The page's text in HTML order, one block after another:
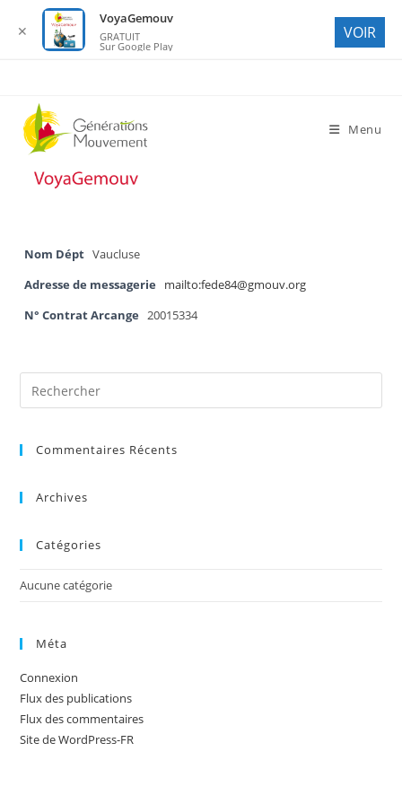
content
Menu
Nom Dépt Vaucluse
Adresse de messagerie
mailto:fede84@gmouv.org
N° Contrat Arcange
20015334
Commentaires Récents
Archives
Catégories
Aucune catégorie
Méta
Connexion
Flux des publications
Flux des commentaires
Site de WordPress-FR
✕
VoyaGemouv
GRATUIT
Sur Google Play
VOIR